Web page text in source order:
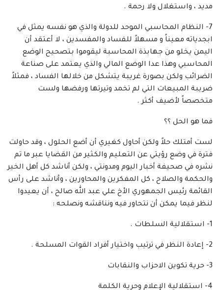
مديد ، واستغلال ولا رحمة .
7- النظام المحاسبي الموحد للدولة والذي هو نفسه يمثل في
ابجدياته معيناً و مسهلاً للفساد والمفسدين ، لا أعتقد أن
اليمن يخلو من جهابذة المحاسبة ليقوموا بتصحيح الوضع
المحاسبي وهذا عدا الوضع المالي والذي يعتمد على صناعة
الضرائب ولكن بصورة غريبة يتشكل من خلالها الفساد ، فمثلاً
ضريبة المبيعات التي لم تخمد وتيرتها ورفضها ولست
متخصصاً لأضيف أكثر .
فما هو الحل ؟؟
لست أمتلك حلاً ولكن أحاول كغيري أن أضع الحلول ، وقد حاولت
فترة في وضع رؤيتي عن التعليم والكثير من القضايا عبر ما تم
نشره في صحيفة أخبار اليوم ومدونتي ، ولكن أناشد كل أهل الخير
والحكمة والصلاح ، كل المفكرين والمحاورين ، وأناشد على رأس
القائمة رئيس الجمهوري الأخ علي عبد الله صالح ، أن يعيدوا
لنظر فيما يمكن أن نتحاور فيه ونناقشه ونصلحه :
1- استقلالية السلطات .
2- إعادة النظر في ترتيب واختيار أفراد القوات المسلحة .
3- حرية تكوين الاحزاب والنقابات
4- استقلالية الإعلام وحرية الكلمة